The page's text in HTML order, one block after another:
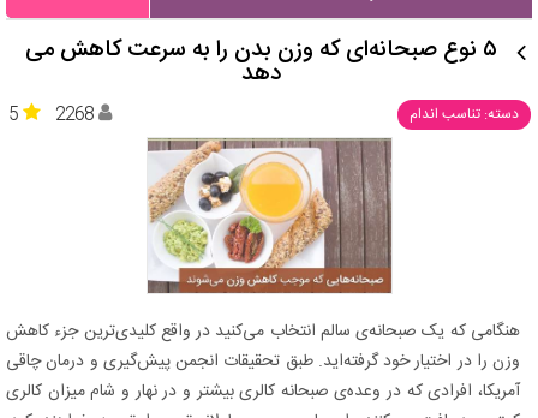
۵ نوع صبحانه‌ای که وزن بدن را به سرعت کاهش می‌
دهد
دسته: تناسب اندام 5 2268
هنگامی‌ که یک صبحانه‌ی سالم انتخاب می‌کنید در واقع کلیدی‌ترین جزء کاهش
وزن را در اختیار خود گرفته‌اید. طبق تحقیقات انجمن پیش‌گیری و درمان چاقی
آمریکا، افرادی که در وعده‌ی صبحانه کالری بیشتر و در نهار و شام میزان کالری